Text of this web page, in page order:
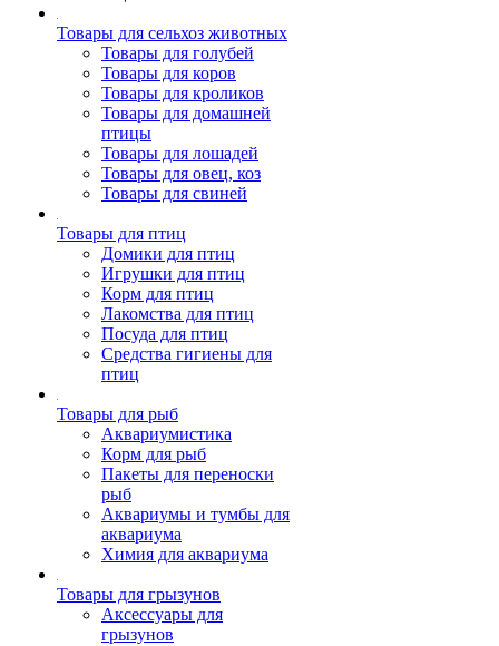
Товары для сельхоз животных
Товары для голубей
Товары для коров
Товары для кроликов
Товары для домашней
птицы
Товары для лошадей
Товары для овец, коз
Товары для свиней
Товары для птиц
Домики для птиц
Игрушки для птиц
Корм для птиц
Лакомства для птиц
Посуда для птиц
Средства гигиены для
птиц
Товары для рыб
Аквариумистика
Корм для рыб
Пакеты для переноски
рыб
Аквариумы и тумбы для
аквариума
Химия для аквариума
Товары для грызунов
Аксессуары для
грызунов